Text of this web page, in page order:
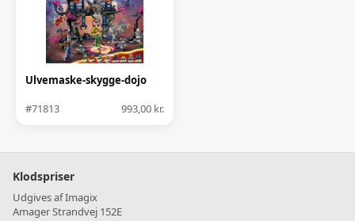
Ulvemaske-skygge-dojo
#71813 993,00 kr.
Klodspriser
Udgives af Imagix
Amager Strandvej 152E